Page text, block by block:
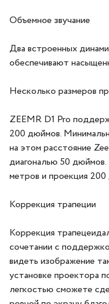
Объемное звучание
Два встроенных
обеспечивают
Несколько размеров
ZEEMR D1 Pro
200 дюймов.
на этом расстояние
диагональю 50
метров и проекция
Коррекция трапеции
Коррекция
сочетании с
видеть изображение
установке проектора
легкостью сможете